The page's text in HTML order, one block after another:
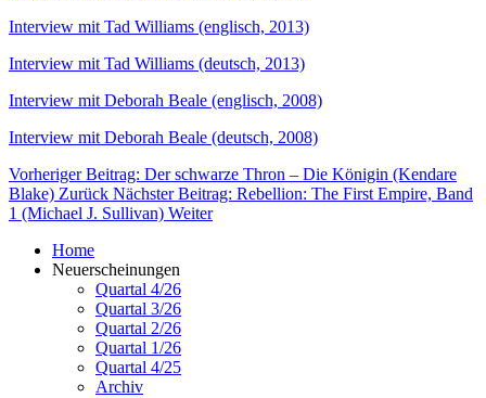
Interview mit Tad Williams (englisch, 2013)
Interview mit Tad Williams (deutsch, 2013)
Interview mit Deborah Beale (englisch, 2008)
Interview mit Deborah Beale (deutsch, 2008)
Vorheriger Beitrag: Der schwarze Thron – Die Königin (Kendare
Blake) Zurück Nächster Beitrag: Rebellion: The First Empire, Band
1 (Michael J. Sullivan) Weiter
Home
Neuerscheinungen
Quartal 4/26
Quartal 3/26
Quartal 2/26
Quartal 1/26
Quartal 4/25
Archiv